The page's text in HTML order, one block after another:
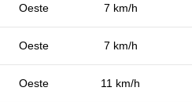
Oeste 7 km/h
Oeste 7 km/h
Oeste 11 km/h